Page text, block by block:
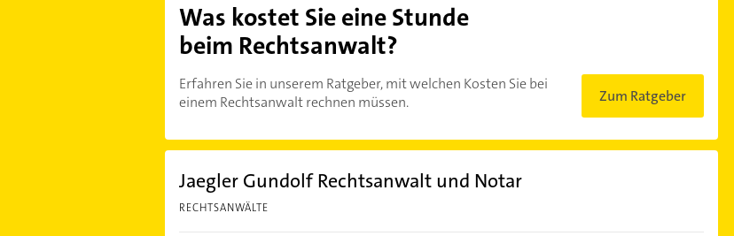
Was kostet Sie eine Stunde
beim Rechtsanwalt?
Erfahren Sie in unserem Ratgeber, mit welchen Kosten Sie bei
einem Rechtsanwalt rechnen müssen.
Zum Ratgeber
Jaegler Gundolf Rechtsanwalt und Notar
RECHTSANWÄLTE